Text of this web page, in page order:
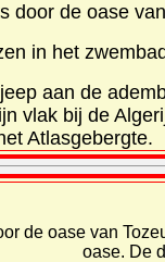
door de oase
in het
aan de
vlak bij de
Atlasgebergte.
de oase van
oase. De